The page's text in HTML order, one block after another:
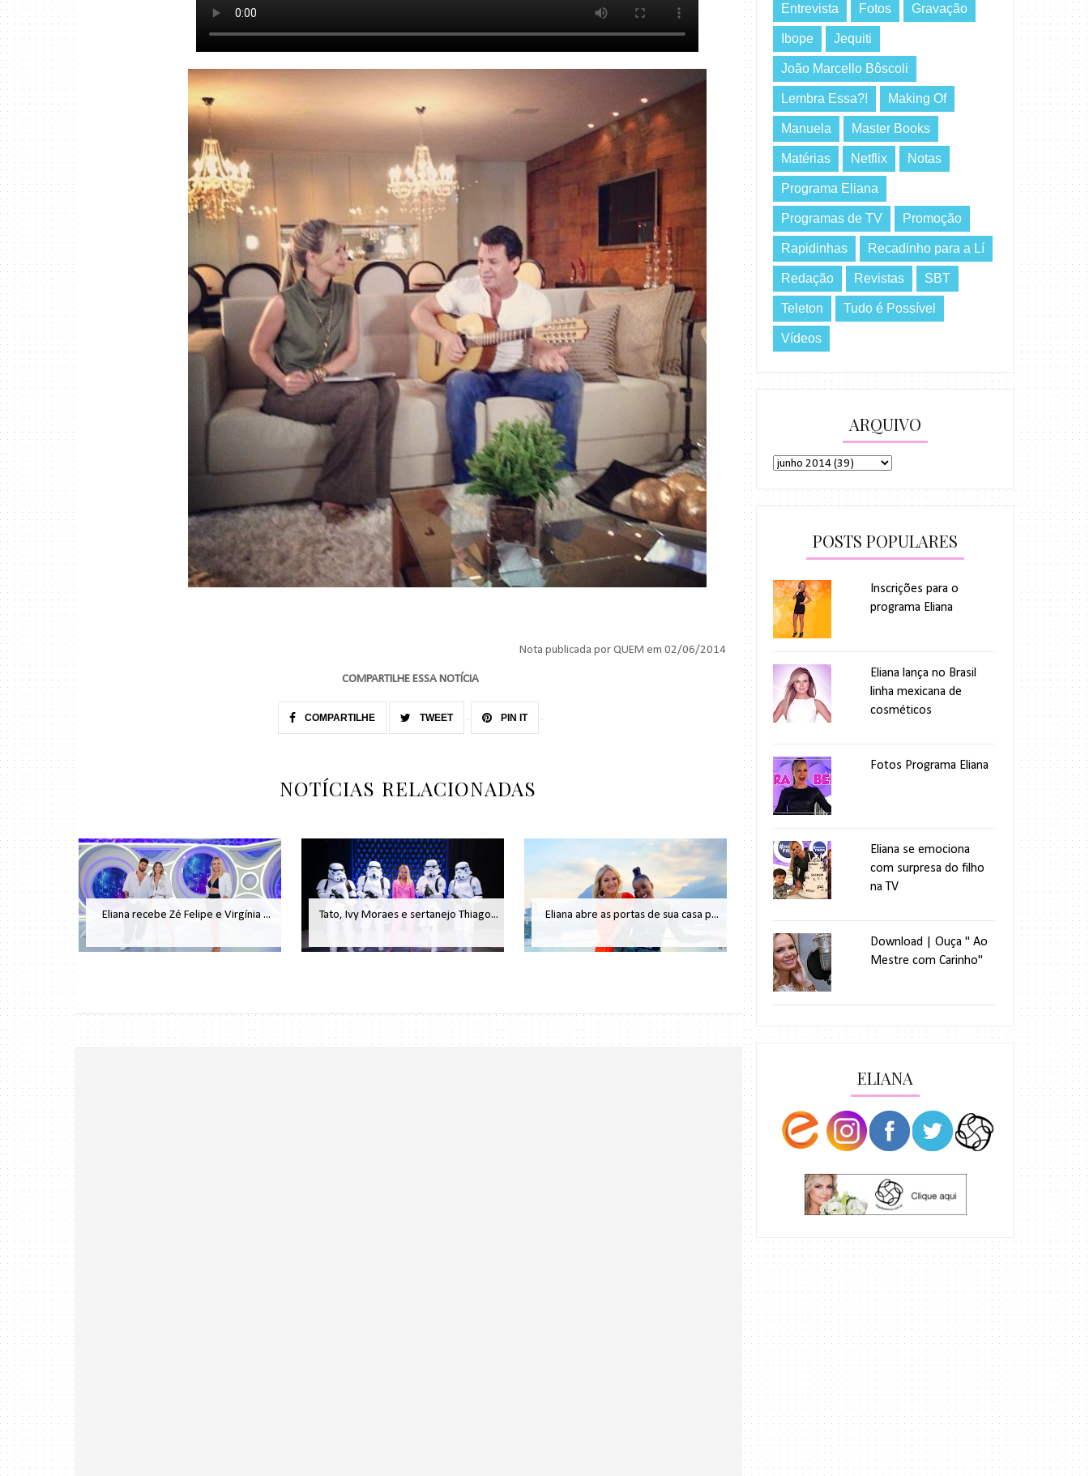
Nota publicada por QUEM em 02/06/2014
COMPARTILHE ESSA NOTÍCIA
COMPARTILHE TWEET PIN IT
NOTÍCIAS RELACIONADAS
Eliana recebe Zé Felipe e Virgínia ... Tato, Ivy Moraes e sertanejo Thiago... Eliana abre as portas de sua casa p... Eliana aparece
Entrevista Fotos Gravação
Ibope Jequiti
João Marcello Bôscoli
Lembra Essa?! Making Of
Manuela Master Books
Matérias Netflix Notas
Programa Eliana
Programas de TV Promoção
Rapidinhas Recadinho para a Lí
Redação Revistas SBT
Teleton Tudo é Possível
Vídeos
ARQUIVO
POSTS POPULARES
Inscrições para o
programa Eliana
Eliana lança no Brasil
linha mexicana de
cosméticos
Fotos Programa Eliana
Eliana se emociona
com surpresa do filho
na TV
Download | Ouça " Ao
Mestre com Carinho"
ELIANA